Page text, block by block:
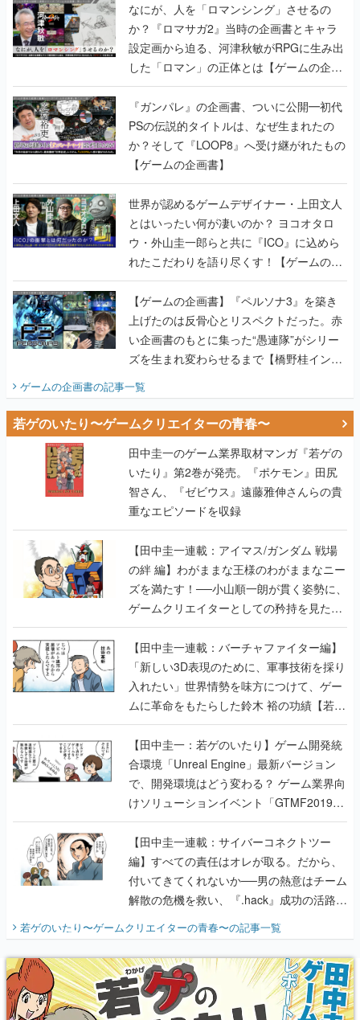
なにが、人を「ロマンシング」させるの
か？『ロマサガ2』当時の企画書とキャラ
設定画から迫る、河津秋敏がRPGに生み出
した「ロマン」の正体とは【ゲームの企画
書】
『ガンパレ』の企画書、ついに公開━初代
PSの伝説的タイトルは、なぜ生まれたの
か？そして『LOOP8』へ受け継がれたもの
【ゲームの企画書】
世界が認めるゲームデザイナー・上田文人
とはいったい何が凄いのか？ ヨコオタロ
ウ・外山圭一郎らと共に『ICO』に込めら
れたこだわりを語り尽くす！【ゲームの企
画書】
【ゲームの企画書】『ペルソナ3』を築き
上げたのは反骨心とリスペクトだった。赤
い企画書のもとに集った“愚連隊”がシリー
ズを生まれ変わらせるまで【橋野桂インタ
ビュー】
ゲームの企画書の記事一覧
若ゲのいたり〜ゲームクリエイターの青春〜
田中圭一のゲーム業界取材マンガ『若ゲの
いたり』第2巻が発売。『ポケモン』田尻
智さん、『ゼビウス』遠藤雅伸さんらの貴
重なエピソードを収録
【田中圭一連載：アイマス/ガンダム 戦場
の絆 編】わがままな王様のわがままなニー
ズを満たす！──小山順一朗が貫く姿勢に、
ゲームクリエイターとしての矜持を見た
【若ゲのいたり最終回】
【田中圭一連載：バーチャファイター編】
「新しい3D表現のために、軍事技術を採り
入れたい」世界情勢を味方につけて、ゲー
ムに革命をもたらした鈴木 裕の功績【若ゲ
のいたり】
【田中圭一：若ゲのいたり】ゲーム開発統
合環境「Unreal Engine」最新バージョン
で、開発環境はどう変わる？ ゲーム業界向
けソリューションイベント「GTMF2019」
に行って、より理解を深めよう【PR】
【田中圭一連載：サイバーコネクトツー
編】すべての責任はオレが取る。だから、
付いてきてくれないか──男の熱意はチーム
解散の危機を救い、『.hack』成功の活路を
開く。業界の快男児・松山 洋に流れる血は
『少年ジャンプ』色だった【若ゲのいた
り】
若ゲのいたり〜ゲームクリエイターの青春〜の記事一覧